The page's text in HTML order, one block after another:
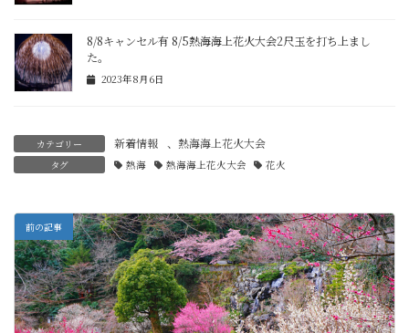
8/8キャンセル有 8/5熱海海上花火大会2尺玉を打ち上まし
た。
2023年8月6日
カテゴリー 新着情報 、 熱海海上花火大会
タグ 熱海 熱海海上花火大会 花火
前の記事